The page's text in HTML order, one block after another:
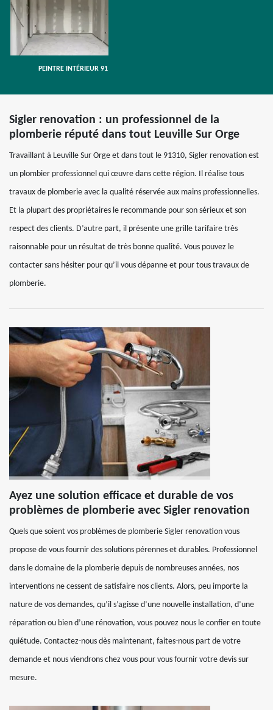
PEINTRE INTÉRIEUR 91
Sigler renovation : un professionnel de la
plomberie réputé dans tout Leuville Sur Orge
Travaillant à Leuville Sur Orge et dans tout le 91310, Sigler renovation est
un plombier professionnel qui œuvre dans cette région. Il réalise tous
travaux de plomberie avec la qualité réservée aux mains professionnelles.
Et la plupart des propriétaires le recommande pour son sérieux et son
respect des clients. D’autre part, il présente une grille tarifaire très
raisonnable pour un résultat de très bonne qualité. Vous pouvez le
contacter sans hésiter pour qu’il vous dépanne et pour tous travaux de
plomberie.
Ayez une solution efficace et durable de vos
problèmes de plomberie avec Sigler renovation
Quels que soient vos problèmes de plomberie Sigler renovation vous
propose de vous fournir des solutions pérennes et durables. Professionnel
dans le domaine de la plomberie depuis de nombreuses années, nos
interventions ne cessent de satisfaire nos clients. Alors, peu importe la
nature de vos demandes, qu’il s’agisse d’une nouvelle installation, d’une
réparation ou bien d’une rénovation, vous pouvez nous le confier en toute
quiétude. Contactez-nous dès maintenant, faites-nous part de votre
demande et nous viendrons chez vous pour vous fournir votre devis sur
mesure.